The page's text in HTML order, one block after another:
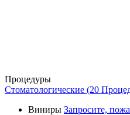
Процедуры
Стоматологические (20
Виниры Запросите,